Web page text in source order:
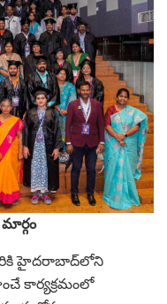
హైదరాబాద్‌లోని
కార్యక్రమంలో